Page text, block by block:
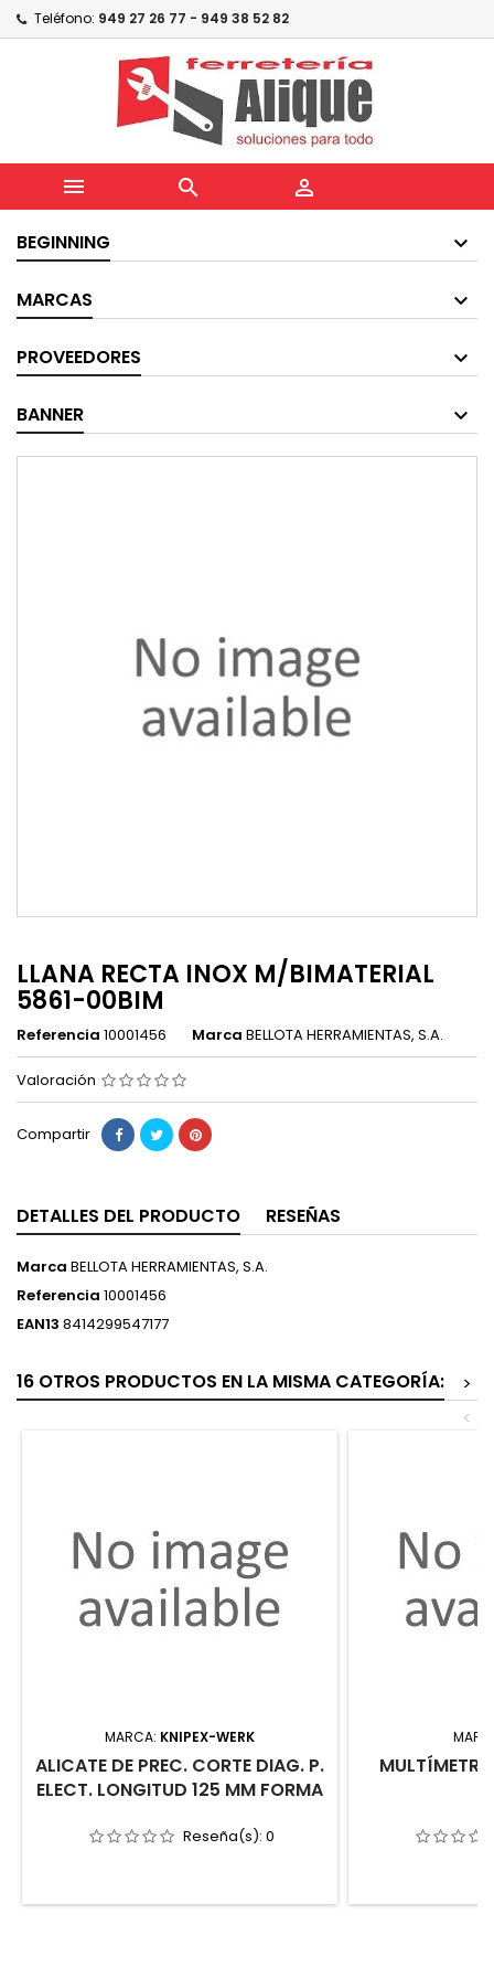
Teléfono: 949 27 26 77 - 949 38 52 82
  
BEGINNING
MARCAS
PROVEEDORES
BANNER
LLANA RECTA INOX M/BIMATERIAL
5861-00BIM
Referencia 10001456 Marca BELLOTA HERRAMIENTAS, S.A.
Valoración
Compartir
DETALLES DEL PRODUCTO RESEÑAS
Marca BELLOTA HERRAMIENTAS, S.A.
Referencia 10001456
EAN13 8414299547177
16 OTROS PRODUCTOS EN LA MISMA CATEGORÍA:
>
<
MARCA: KNIPEX-WERK
ALICATE DE PREC. CORTE DIAG. P.
ELECT. LONGITUD 125 MM FORMA
Reseña(s): 0